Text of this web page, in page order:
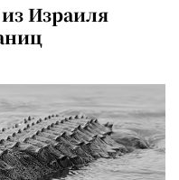
Израиля